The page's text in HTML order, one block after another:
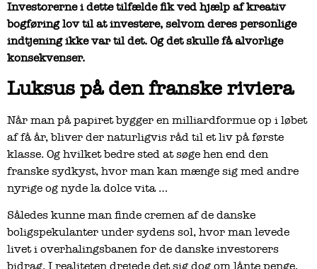
Investorerne i dette tilfælde fik ved hjælp af kreativ
bogføring lov til at investere, selvom deres personlige
indtjening ikke var til det. Og det skulle få alvorlige
konsekvenser.
Luksus på den franske riviera
Når man på papiret bygger en milliardformue op i løbet
af få år, bliver der naturligvis råd til et liv på første
klasse. Og hvilket bedre sted at søge hen end den
franske sydkyst, hvor man kan mænge sig med andre
nyrige og nyde la dolce vita …
Således kunne man finde cremen af de danske
boligspekulanter under sydens sol, hvor man levede
livet i overhalingsbanen for de danske investorers
bidrag. I realiteten drejede det sig dog om lånte penge,